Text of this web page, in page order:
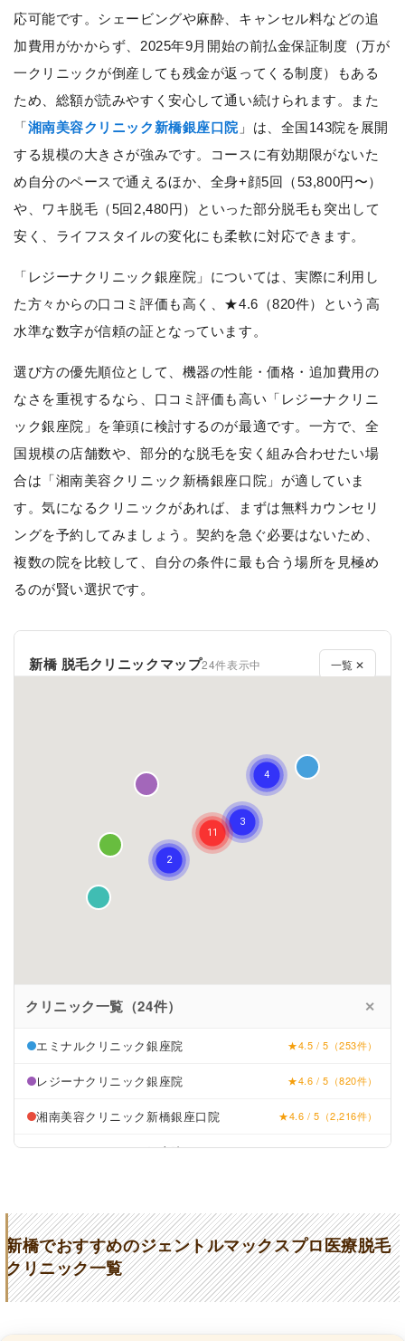
応可能です。シェービングや麻酔、キャンセル料などの追
加費用がかからず、2025年9月開始の前払金保証制度（万が
一クリニックが倒産しても残金が返ってくる制度）もある
ため、総額が読みやすく安心して通い続けられます。また
「湘南美容クリニック新橋銀座口院」は、全国143院を展開
する規模の大きさが強みです。コースに有効期限がないた
め自分のペースで通えるほか、全身+顔5回（53,800円〜）
や、ワキ脱毛（5回2,480円）といった部分脱毛も突出して
安く、ライフスタイルの変化にも柔軟に対応できます。
「レジーナクリニック銀座院」については、実際に利用し
た方々からの口コミ評価も高く、★4.6（820件）という高
水準な数字が信頼の証となっています。
選び方の優先順位として、機器の性能・価格・追加費用の
なさを重視するなら、口コミ評価も高い「レジーナクリニ
ック銀座院」を筆頭に検討するのが最適です。一方で、全
国規模の店舗数や、部分的な脱毛を安く組み合わせたい場
合は「湘南美容クリニック新橋銀座口院」が適していま
す。気になるクリニックがあれば、まずは無料カウンセリ
ングを予約してみましょう。契約を急ぐ必要はないため、
複数の院を比較して、自分の条件に最も合う場所を見極め
るのが賢い選択です。
新橋 脱毛クリニックマップ24件表示中 一覧 ✕
クリニック一覧（24件） ✕
エミナルクリニック銀座院 ★4.5 / 5（253件）
レジーナクリニック銀座院 ★4.6 / 5（820件）
湘南美容クリニック新橋銀座口院 ★4.6 / 5（2,216件）
フレイアクリニック銀座院 ★4.7 / 5（405件）
アーツ銀座クリニック ★5.0 / 5（1件）
ウィクリニック銀座院 ★4.5 / 5（187件）
ロナロナクリニック ★4.6 / 5（57件）
新橋でおすすめのジェントルマックスプロ医療脱毛
クリニック一覧